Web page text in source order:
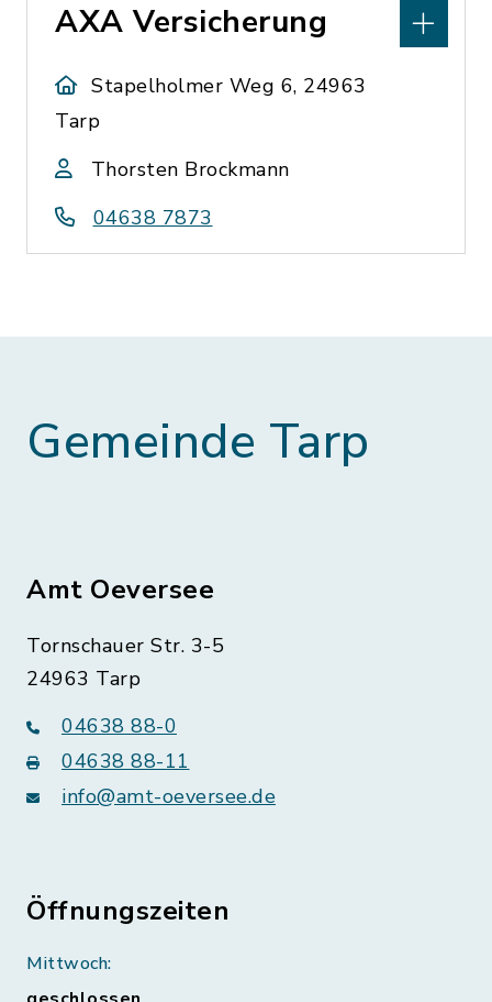
AXA Versicherung
Stapelholmer Weg 6, 24963
Tarp
Thorsten Brockmann
04638 7873
Gemeinde Tarp
Amt Oeversee
Tornschauer Str. 3-5
24963 Tarp
04638 88-0
04638 88-11
info@amt-oeversee.de
Öffnungszeiten
Mittwoch: